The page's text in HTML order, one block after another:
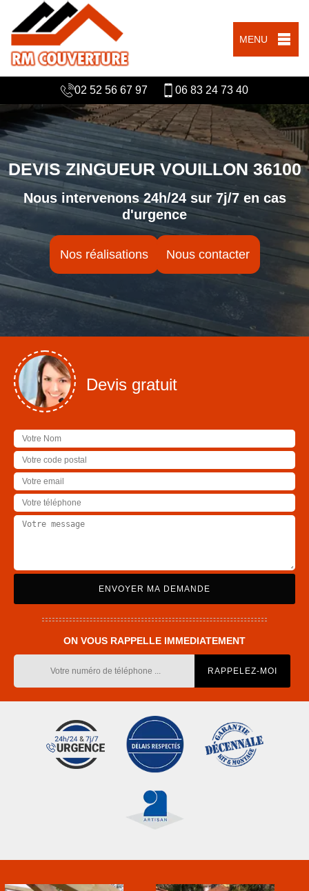
MENU
02 52 56 67 97 06 83 24 73 40
DEVIS ZINGUEUR VOUILLON 36100
Nous intervenons 24h/24 sur 7j/7 en cas
d'urgence
Nos réalisations Nous contacter
Devis gratuit
ON VOUS RAPPELLE IMMEDIATEMENT